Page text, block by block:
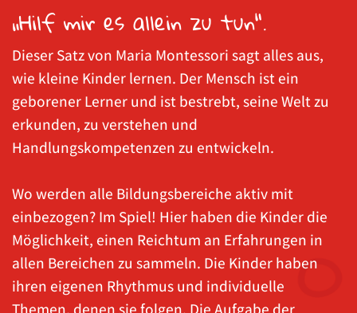
„Hilf mir es allein zu tun“.
Dieser Satz von Maria Montessori sagt alles aus,
wie kleine Kinder lernen. Der Mensch ist ein
geborener Lerner und ist bestrebt, seine Welt zu
erkunden, zu verstehen und
Handlungskompetenzen zu entwickeln.
Wo werden alle Bildungsbereiche aktiv mit
einbezogen? Im Spiel! Hier haben die Kinder die
Möglichkeit, einen Reichtum an Erfahrungen in
allen Bereichen zu sammeln. Die Kinder haben
ihren eigenen Rhythmus und individuelle